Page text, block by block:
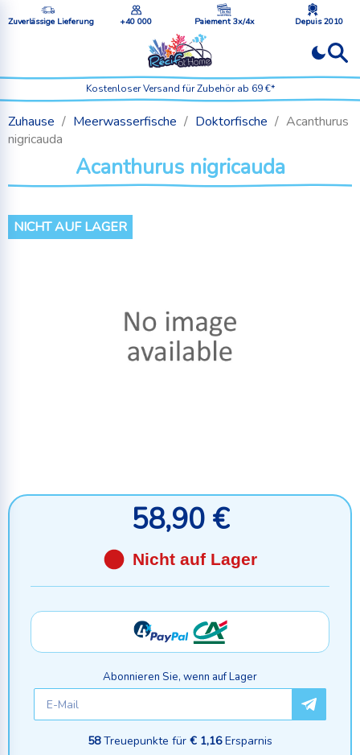
Zuverlässige Lieferung +40 000 Paiement 3x/4x Depuis 2010
Kostenloser Versand für Zubehör ab 69 €*
Zuhause Meerwasserfische Doktorfische
Acanthurus
nigricauda
Acanthurus nigricauda
NICHT AUF LAGER
58,90 €
Nicht auf Lager
Abonnieren Sie, wenn auf Lager
58Treuepunkte für € 1,16Ersparnis